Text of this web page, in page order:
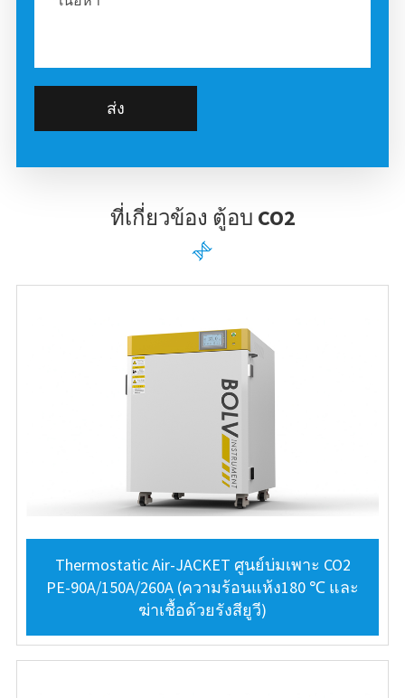
ส่ง
ที่เกี่ยวข้อง ตู้อบ CO2

Thermostatic Air-JACKET ศูนย์บ่มเพาะ CO2
PE-90A/150A/260A (ความร้อนแห้ง180 ℃ และ
ฆ่าเชื้อด้วยรังสียูวี)